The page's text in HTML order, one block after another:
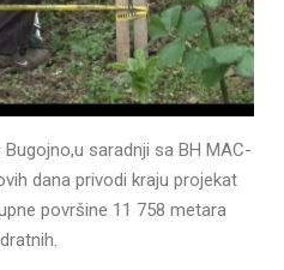
saradnji sa BH MAC-
dana privodi kraju projekat
površine 11 758 metara